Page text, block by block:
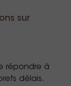
sur
répondre à
délais.